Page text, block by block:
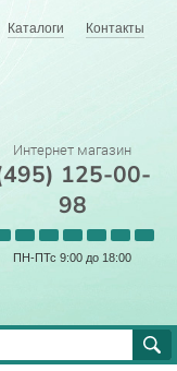
Каталоги Контакты
Интернет магазин
125-00-
98
ПН-ПТс 9:00 до 18:00